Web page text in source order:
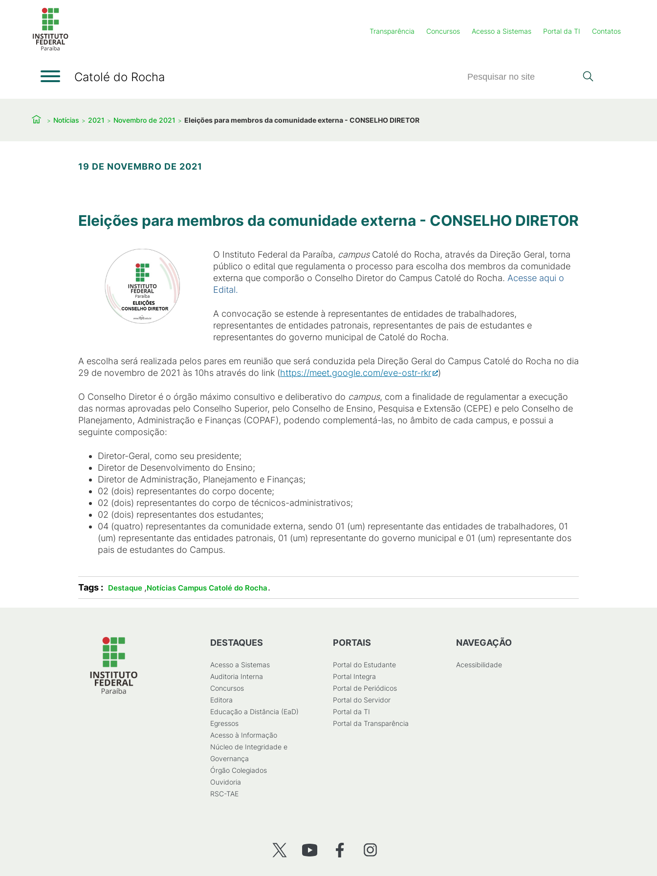
Transparência Concursos Acesso a Sistemas Portal da TI Contatos
Catolé do Rocha
Notícias 2021 Novembro de 2021 Eleições para membros da comunidade externa - CONSELHO DIRETOR
19 DE NOVEMBRO DE 2021
Eleições para membros da comunidade externa - CONSELHO DIRETOR
O Instituto Federal da Paraíba, campusCatolé do Rocha, através da Direção Geral, torna
público o edital que regulamenta o processo para escolha dos membros da comunidade
externa que comporão o Conselho Diretor do Campus Catolé do Rocha. Acesse aqui o
Edital.
A convocação se estende à representantes de entidades de trabalhadores,
representantes de entidades patronais, representantes de pais de estudantes e
representantes do governo municipal de Catolé do Rocha.
A escolha será realizada pelos pares em reunião que será conduzida pela Direção Geral do Campus Catolé do Rocha no dia
29 de novembro de 2021 às 10hs através do link (https://meet.google.com/eve-ostr-rkr )
O Conselho Diretor é o órgão máximo consultivo e deliberativo do campus, com a finalidade de regulamentar a execução
das normas aprovadas pelo Conselho Superior, pelo Conselho de Ensino, Pesquisa e Extensão (CEPE) e pelo Conselho de
Planejamento, Administração e Finanças (COPAF), podendo complementá-las, no âmbito de cada campus, e possui a
seguinte composição:
Diretor-Geral, como seu presidente;
Diretor de Desenvolvimento do Ensino;
Diretor de Administração, Planejamento e Finanças;
02 (dois) representantes do corpo docente;
02 (dois) representantes do corpo de técnicos-administrativos;
02 (dois) representantes dos estudantes;
04 (quatro) representantes da comunidade externa, sendo 01 (um) representante das entidades de trabalhadores, 01
(um) representante das entidades patronais, 01 (um) representante do governo municipal e 01 (um) representante dos
pais de estudantes do Campus.
Tags : Destaque ,Notícias Campus Catolé do Rocha.
DESTAQUES
Acesso a Sistemas
Auditoria Interna
Concursos
Editora
Educação a Distância (EaD)
Egressos
Acesso à Informação
Núcleo de Integridade e
Governança
Órgão Colegiados
Ouvidoria
RSC-TAE
PORTAIS
Portal do Estudante
Portal Integra
Portal de Periódicos
Portal do Servidor
Portal da TI
Portal da Transparência
NAVEGAÇÃO
Acessibilidade